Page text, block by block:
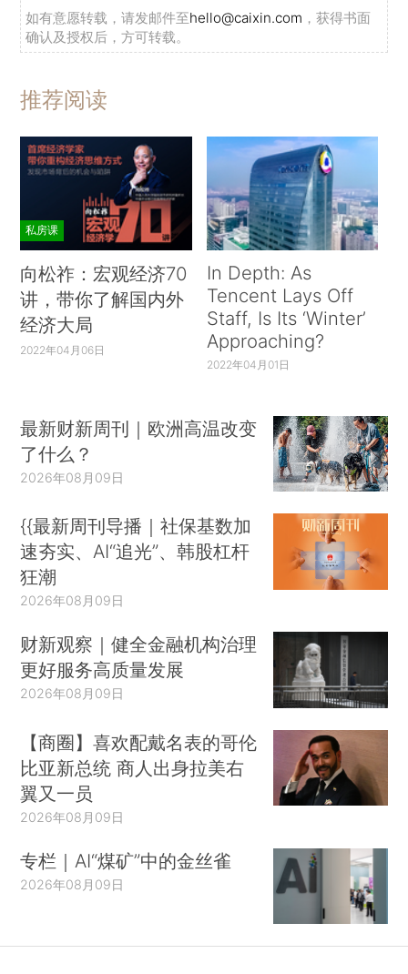
如有意愿转载，请发邮件至hello@caixin.com ，获得书面
确认及授权后，方可转载。
推荐阅读
私房课
向松祚：宏观经济70
讲，带你了解国内外
经济大局
2022年04月06日
In Depth: As
Tencent Lays Off
Staff, Is Its ‘Winter’
Approaching?
2022年04月01日
最新财新周刊｜欧洲高温改变
了什么？
2026年08月09日
{{最新周刊导播｜社保基数加
速夯实、AI“追光”、韩股杠杆
狂潮
2026年08月09日
财新观察｜健全金融机构治理
更好服务高质量发展
2026年08月09日
【商圈】喜欢配戴名表的哥伦
比亚新总统 商人出身拉美右
翼又一员
2026年08月09日
专栏｜AI“煤矿”中的金丝雀
2026年08月09日